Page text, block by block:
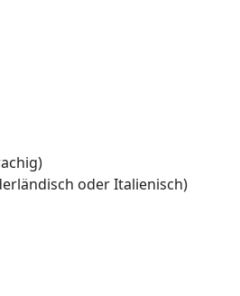
oder Italienisch)